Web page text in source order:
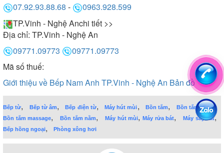
07.92.93.88.68 -
0963.928.599
TP.Vinh - Nghệ Anchi tiết >>
Địa chỉ: TP.Vinh - Nghệ An
09771.09773
09771.09773
Mã số thuế:
Giới thiệu về Bếp Nam Anh TP.Vinh - Nghệ An Bản đồ
Bếp từ, Bếp từ âm,Bếp điện từ,Máy hút mùi, Bồn tắm, Bồn tắm đứng,
Bồn tắm massage,Bồn tắm nằm,Máy hút mùi,Máy rửa bát,Máy sấy bát,
Bếp hồng ngoại, Phòng xông hơi